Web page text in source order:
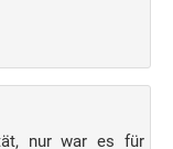
nur war es für